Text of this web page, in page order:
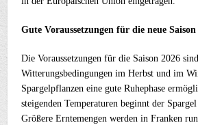
Gute Voraussetzungen für die neue Saison
Die Voraussetzungen für die Saison 2026
Witterungsbedingungen im Herbst und im
Spargelpflanzen eine gute Ruhephase
steigenden Temperaturen beginnt der
Größere Erntemengen werden in Franken